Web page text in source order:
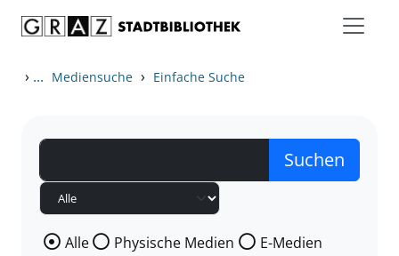
› ... Mediensuche › Einfache Suche
Wählen Sie die Medienart nach der Sie suchen wollen.
Alle Physische Medien
E-Medien